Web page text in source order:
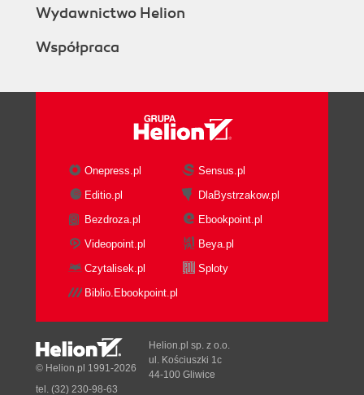
Wydawnictwo Helion
Współpraca
Onepress.pl
Sensus.pl
Editio.pl
DlaBystrzakow.pl
Bezdroza.pl
Ebookpoint.pl
Videopoint.pl
Beya.pl
Czytalisek.pl
Sploty
Biblio.Ebookpoint.pl
© Helion.pl 1991-2026
Helion.pl sp. z o.o.
ul. Kościuszki 1c
44-100 Gliwice
tel. (32) 230-98-63